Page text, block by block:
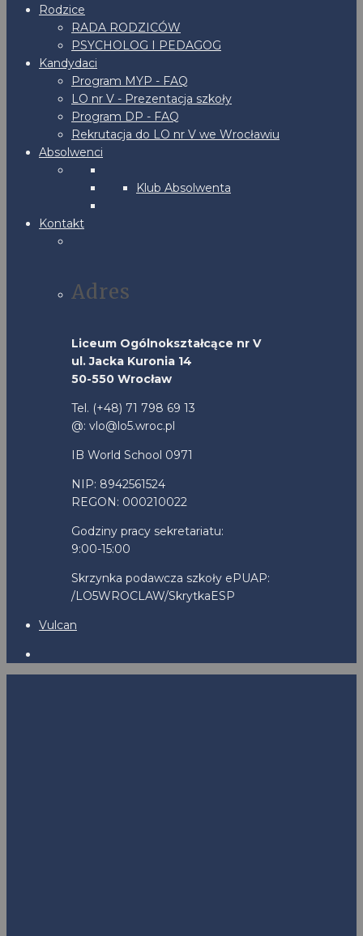
Rodzice
RADA RODZICÓW
PSYCHOLOG I PEDAGOG
Kandydaci
Program MYP - FAQ
LO nr V - Prezentacja szkoły
Program DP - FAQ
Rekrutacja do LO nr V we Wrocławiu
Absolwenci
Klub Absolwenta
Kontakt
Adres
Liceum Ogólnokształcące nr V
ul. Jacka Kuronia 14
50-550 Wrocław
Tel. (+48) 71 798 69 13
@: vlo@lo5.wroc.pl
IB World School 0971
NIP: 8942561524
REGON: 000210022
Godziny pracy sekretariatu:
9:00-15:00
Skrzynka podawcza szkoły ePUAP:
/LO5WROCLAW/SkrytkaESP
Vulcan